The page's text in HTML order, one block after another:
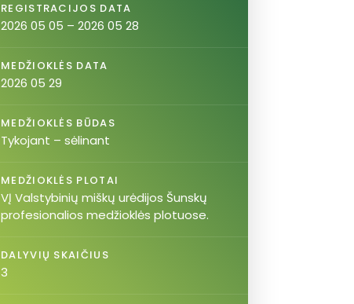
REGISTRACIJOS DATA
2026 05 05 – 2026 05 28
MEDŽIOKLĖS DATA
2026 05 29
MEDŽIOKLĖS BŪDAS
Tykojant – sėlinant
MEDŽIOKLĖS PLOTAI
VĮ Valstybinių miškų urėdijos Šunskų
profesionalios medžioklės plotuose.
DALYVIŲ SKAIČIUS
3